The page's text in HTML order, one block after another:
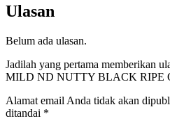
Ulasan
Belum ada ulasan.
Jadilah yang pertama memberikan
MILD ND NUTTY BLACK RIPE
Alamat email Anda tidak akan
ditandai *